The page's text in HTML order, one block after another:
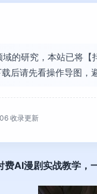
的研究，本站已将
后请先看操作导图，
收录更新
费AI漫剧实战教学，